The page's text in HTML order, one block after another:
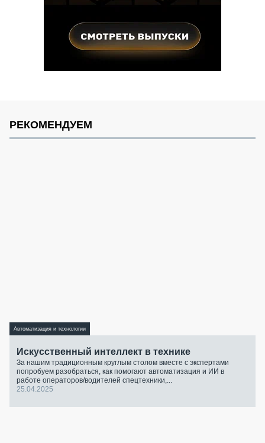
РЕКОМЕНДУЕМ
Автоматизация и технологии
Искусственный интеллект в технике
За нашим традиционным круглым столом вместе с экспертами
попробуем разобраться, как помогают автоматизация и ИИ в
работе операторов/водителей спецтехники,...
25.04.2025